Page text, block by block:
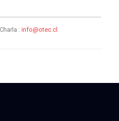
: info@otec.cl